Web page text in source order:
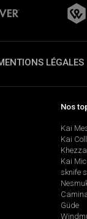
LÉGALES
Nos
Kai
Kai
Kai
sknife
Güde